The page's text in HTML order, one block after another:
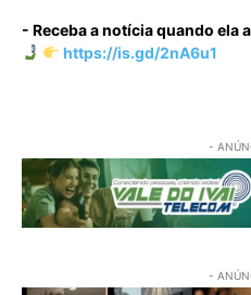
- Receba a notícia quando ela
https://is.gd/2nA6u1
-
-